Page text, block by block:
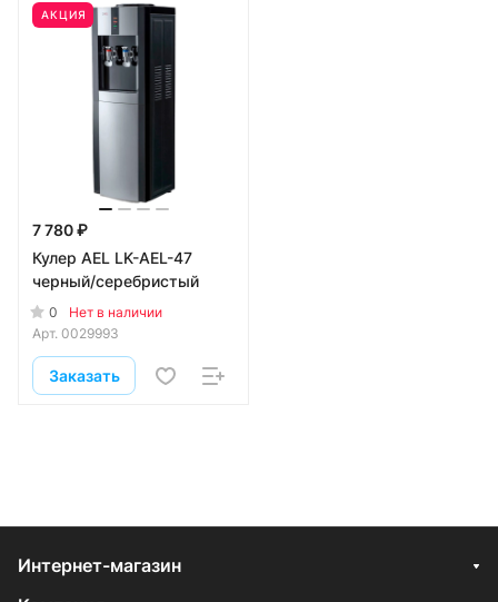
АКЦИЯ
7 780 ₽
Кулер AEL LK-AEL-47
черный/серебристый
0
Нет в наличии
Арт. 0029993
Заказать
Интернет-магазин